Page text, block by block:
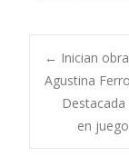
← Inician
Agustina Ferro
en